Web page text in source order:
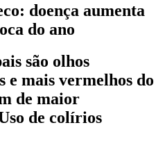
doença aumenta
do ano
são olhos
e mais vermelhos do
de maior
de colírios